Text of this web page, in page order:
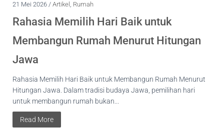
21 Mei 2026 / Artikel , Rumah
Rahasia Memilih Hari Baik untuk
Membangun Rumah Menurut Hitungan
Jawa
Rahasia Memilih Hari Baik untuk Membangun Rumah Menurut
Hitungan Jawa. Dalam tradisi budaya Jawa, pemilihan hari
untuk membangun rumah bukan...
Read More